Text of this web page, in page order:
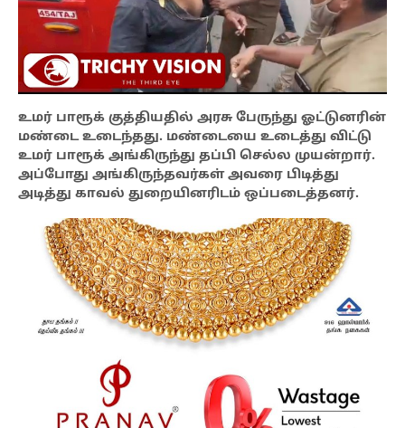
உமர் பாரூக் குத்தியதில் அரசு பேருந்து ஓட்டுனரின்
மண்டை உடைந்தது. மண்டையை உடைத்து விட்டு
உமர் பாரூக் அங்கிருந்து தப்பி செல்ல முயன்றார்.
அப்போது அங்கிருந்தவர்கள் அவரை பிடித்து
அடித்து காவல் துறையினரிடம் ஒப்படைத்தனர்.